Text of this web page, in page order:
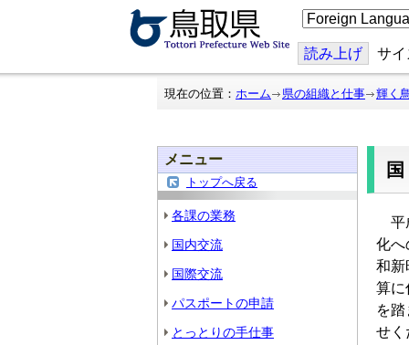
こ
の
ジ
を
翻
読み上げ サ
現在の位置： ホーム 県の組織と仕事 輝く
メニュー
トップへ戻る
各課の業務
国内交流
国際交流
パスポートの申請
とっとりの手仕事
平
化へ
和新
算に
を
せく